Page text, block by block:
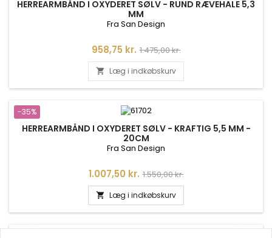
HERREARMBÅND I OXYDERET SØLV - RUND RÆVEHALE 5,3
MM
Fra San Design
Pris
958,75 kr. Normalpris
1.475,00 kr.
 Læg i indkøbskurv
-35%
HERREARMBÅND I OXYDERET SØLV - KRAFTIG 5,5 MM -
20CM
Fra San Design
Pris
1.007,50 kr. Normalpris
1.550,00 kr.
 Læg i indkøbskurv